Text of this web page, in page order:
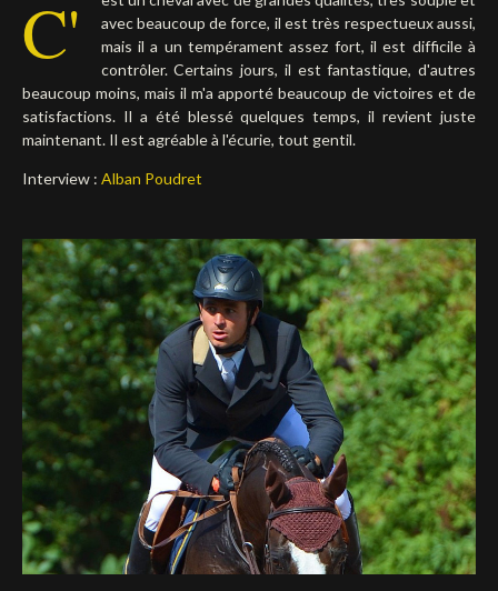
English
Deutsch
C'
avec beaucoup de force, il est très respectueux aussi,
mais il a un tempérament assez fort, il est difficile à
contrôler. Certains jours, il est fantastique, d'autres
beaucoup moins, mais il m'a apporté beaucoup de victoires et de
satisfactions. Il a été blessé quelques temps, il revient juste
maintenant. Il est agréable à l'écurie, tout gentil.
Interview : Alban Poudret